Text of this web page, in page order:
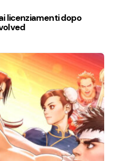
licenziamenti dopo